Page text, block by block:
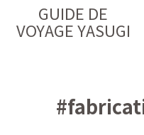
GUIDE DE
VOYAGE YASUGI